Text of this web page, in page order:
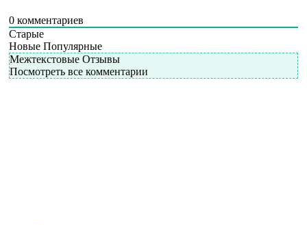
0 комментариев
Старые
Новые Популярные
Межтекстовые Отзывы
Посмотреть все комментарии